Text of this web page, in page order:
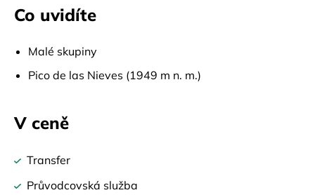
Co uvidíte
Malé skupiny
Pico de las Nieves (1949 m n. m.)
V ceně
Transfer
Průvodcovská služba